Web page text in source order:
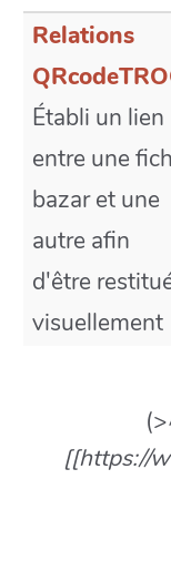
Relations
Établi un lien
entre une
bazar et une
autre afin
d'être
visuellement
[[https://